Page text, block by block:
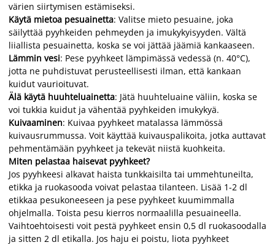
värien siirtymisen estämiseksi.
Käytä mietoa pesuainetta: Valitse mieto pesuaine, joka
säilyttää pyyhkeiden pehmeyden ja imukykyisyyden. Vältä
liiallista pesuainetta, koska se voi jättää jäämiä kankaaseen.
Lämmin vesi: Pese pyyhkeet lämpimässä vedessä (n. 40°C),
jotta ne puhdistuvat perusteellisesti ilman, että kankaan
kuidut vaurioituvat.
Älä käytä huuhteluainetta: Jätä huuhteluaine väliin, koska se
voi tukkia kuidut ja vähentää pyyhkeiden imukykyä.
Kuivaaminen: Kuivaa pyyhkeet matalassa lämmössä
kuivausrummussa. Voit käyttää kuivauspalikoita, jotka auttavat
pehmentämään pyyhkeet ja tekevät niistä kuohkeita.
Miten pelastaa haisevat pyyhkeet?
Jos pyyhkeesi alkavat haista tunkkaisilta tai ummehtuneilta,
etikka ja ruokasooda voivat pelastaa tilanteen. Lisää 1-2 dl
etikkaa pesukoneeseen ja pese pyyhkeet kuumimmalla
ohjelmalla. Toista pesu kierros normaalilla pesuaineella.
Vaihtoehtoisesti voit pestä pyyhkeet ensin 0,5 dl ruokasoodalla
ja sitten 2 dl etikalla. Jos haju ei poistu, liota pyyhkeet